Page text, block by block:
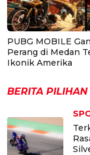
PUBG MOBILE
Perang di Medan
Ikonik Amerika
BERITA PILIHAN